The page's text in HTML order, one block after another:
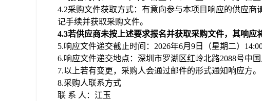
4.2采购文件获取方式： 有意向参与本项目 响应的供应商
记手续并获取采购文件。
4.3若供应商未按上述要求报名并获取采购文件， 其响应
5.响应文件递交截止时间： 2026年6月 9 日（星期二） 14:0
6.响应文件递交地点： 深圳市罗湖区红岭北路2088号中
7.以上若有变更，采购人会通过邮件的形式通知 响应方。
8.采购人联系方式
联 系 人： 江玉